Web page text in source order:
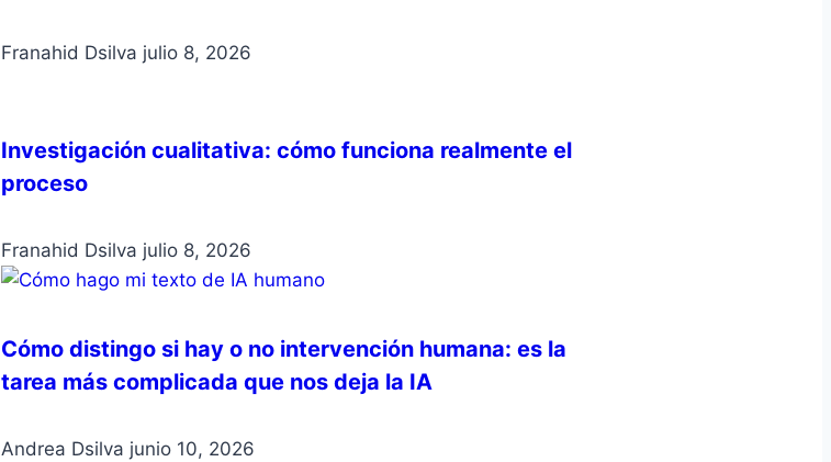
Franahid Dsilva julio 8, 2026
Investigación cualitativa: cómo funciona realmente el
proceso
Franahid Dsilva julio 8, 2026
Cómo distingo si hay o no intervención humana: es la
tarea más complicada que nos deja la IA
Andrea Dsilva junio 10, 2026